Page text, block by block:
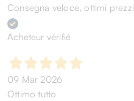
Consegna veloce, ottimi prezzi
Acheteur vérifié
09 Mar 2026
Ottimo tutto